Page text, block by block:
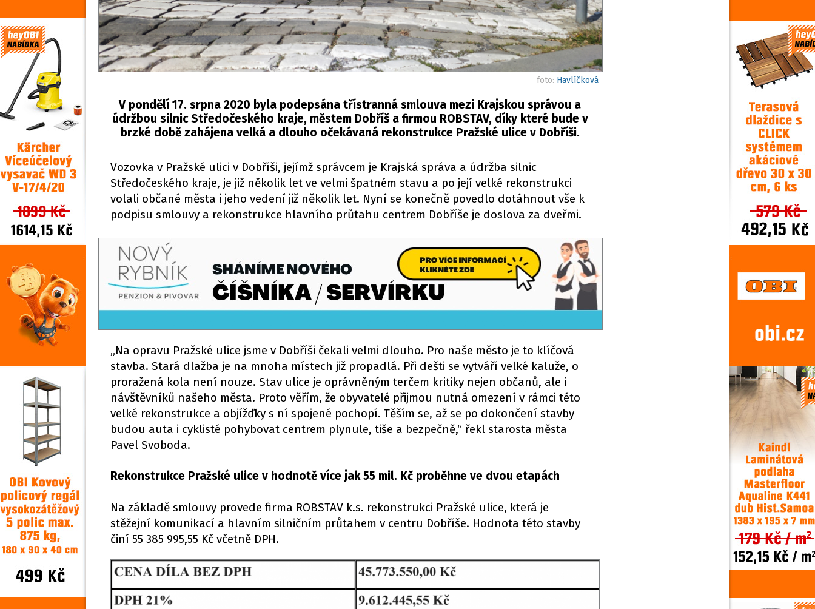
foto: Havlíčková
V pondělí 17. srpna 2020 byla podepsána třístranná smlouva mezi Krajskou správou a
údržbou silnic Středočeského kraje, městem Dobříš a firmou ROBSTAV, díky které bude v
brzké době zahájena velká a dlouho očekávaná rekonstrukce Pražské ulice v Dobříši.
Vozovka v Pražské ulici v Dobříši, jejímž správcem je Krajská správa a údržba silnic
Středočeského kraje, je již několik let ve velmi špatném stavu a po její velké rekonstrukci
volali občané města i jeho vedení již několik let. Nyní se konečně povedlo dotáhnout vše k
podpisu smlouvy a rekonstrukce hlavního průtahu centrem Dobříše je doslova za dveřmi.
„Na opravu Pražské ulice jsme v Dobříši čekali velmi dlouho. Pro naše město je to klíčová
stavba. Stará dlažba je na mnoha místech již propadlá. Při dešti se vytváří velké kaluže, o
proražená kola není nouze. Stav ulice je oprávněným terčem kritiky nejen občanů, ale i
návštěvníků našeho města. Proto věřím, že obyvatelé přijmou nutná omezení v rámci této
velké rekonstrukce a objížďky s ní spojené pochopí. Těším se, až se po dokončení stavby
budou auta i cyklisté pohybovat centrem plynule, tiše a bezpečně,“ řekl starosta města
Pavel Svoboda.
Rekonstrukce Pražské ulice v hodnotě více jak 55 mil. Kč proběhne ve dvou etapách
Na základě smlouvy provede firma ROBSTAV k.s. rekonstrukci Pražské ulice, která je
stěžejní komunikací a hlavním silničním průtahem v centru Dobříše. Hodnota této stavby
činí 55 385 995,55 Kč včetně DPH.